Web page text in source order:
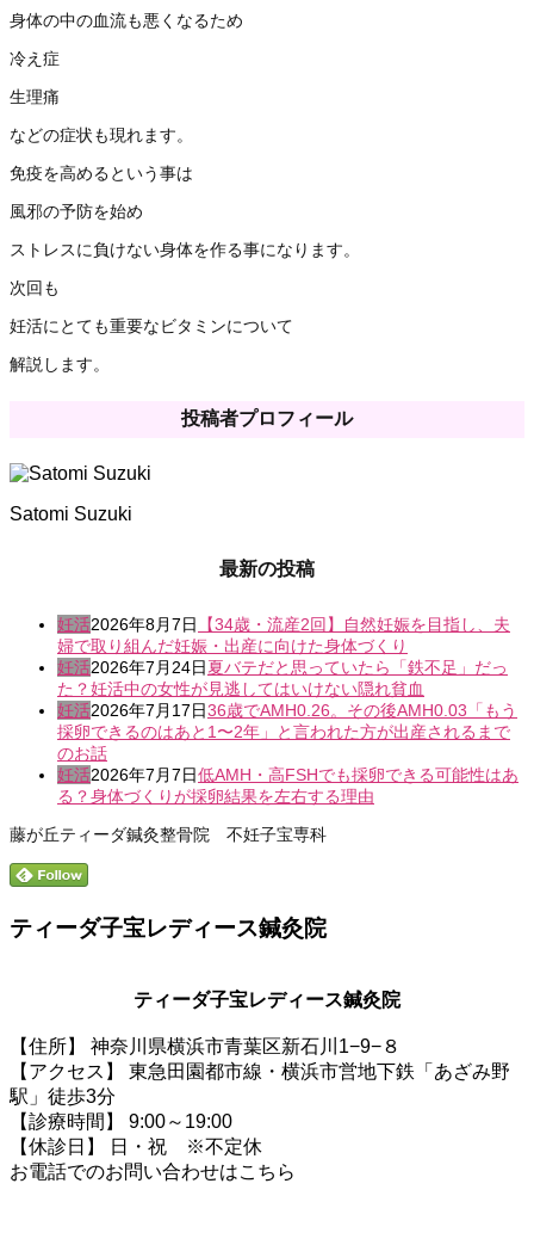
身体の中の血流も悪くなるため
冷え症
生理痛
などの症状も現れます。
免疫を高めるという事は
風邪の予防を始め
ストレスに負けない身体を作る事になります。
次回も
妊活にとても重要なビタミンについて
解説します。
投稿者プロフィール
Satomi Suzuki
最新の投稿
妊活2026年8月7日
【34歳・流産2回】自然妊娠を目指し、夫
婦で取り組んだ妊娠・出産に向けた身体づくり
妊活2026年7月24日夏バテだと思っていたら「鉄不足」だっ
た？妊活中の女性が見逃してはいけない隠れ貧血
妊活2026年7月17日36歳でAMH0.26。その後AMH0.03「もう
採卵できるのはあと1〜2年」と言われた方が出産されるまで
のお話
妊活2026年7月7日低AMH・高FSHでも採卵できる可能性はあ
る？身体づくりが採卵結果を左右する理由
藤が丘ティーダ鍼灸整骨院 不妊子宝専科
ティーダ子宝レディース鍼灸院
ティーダ子宝レディース鍼灸院
【住所】 神奈川県横浜市青葉区新石川1−9−８
【アクセス】 東急田園都市線・横浜市営地下鉄「あざみ野
駅」徒歩3分
【診療時間】 9:00～19:00
【休診日】 日・祝 ※不定休
お電話でのお問い合わせはこちら